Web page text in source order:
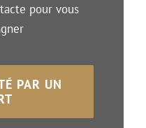
pour vous
PAR UN